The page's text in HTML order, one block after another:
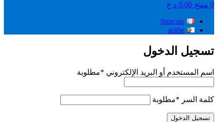
0 منتج 0.00 د.ج
francais
arabe
تسجيل الدخول
اسم المستخدم أو البريد الإلكتروني *مطلوبة
كلمة السر *مطلوبة
تسجيل الدخول